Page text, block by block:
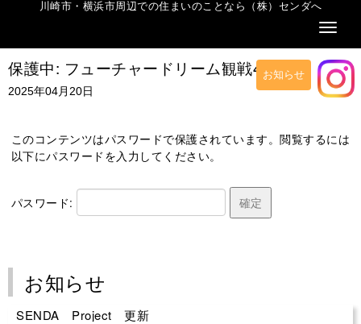
川崎市・横浜市周辺での住まいのことなら（株）センダへ
お知らせ
保護中: フューチャードリーム観戦4.20
2025年04月20日
このコンテンツはパスワードで保護されています。閲覧するには
以下にパスワードを入力してください。
パスワード:
お知らせ
SENDA Project 更新